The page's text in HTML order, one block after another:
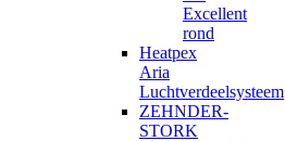
Excellent
rond
Heatpex
Aria
Luchtverdeelsysteem
ZEHNDER-
STORK